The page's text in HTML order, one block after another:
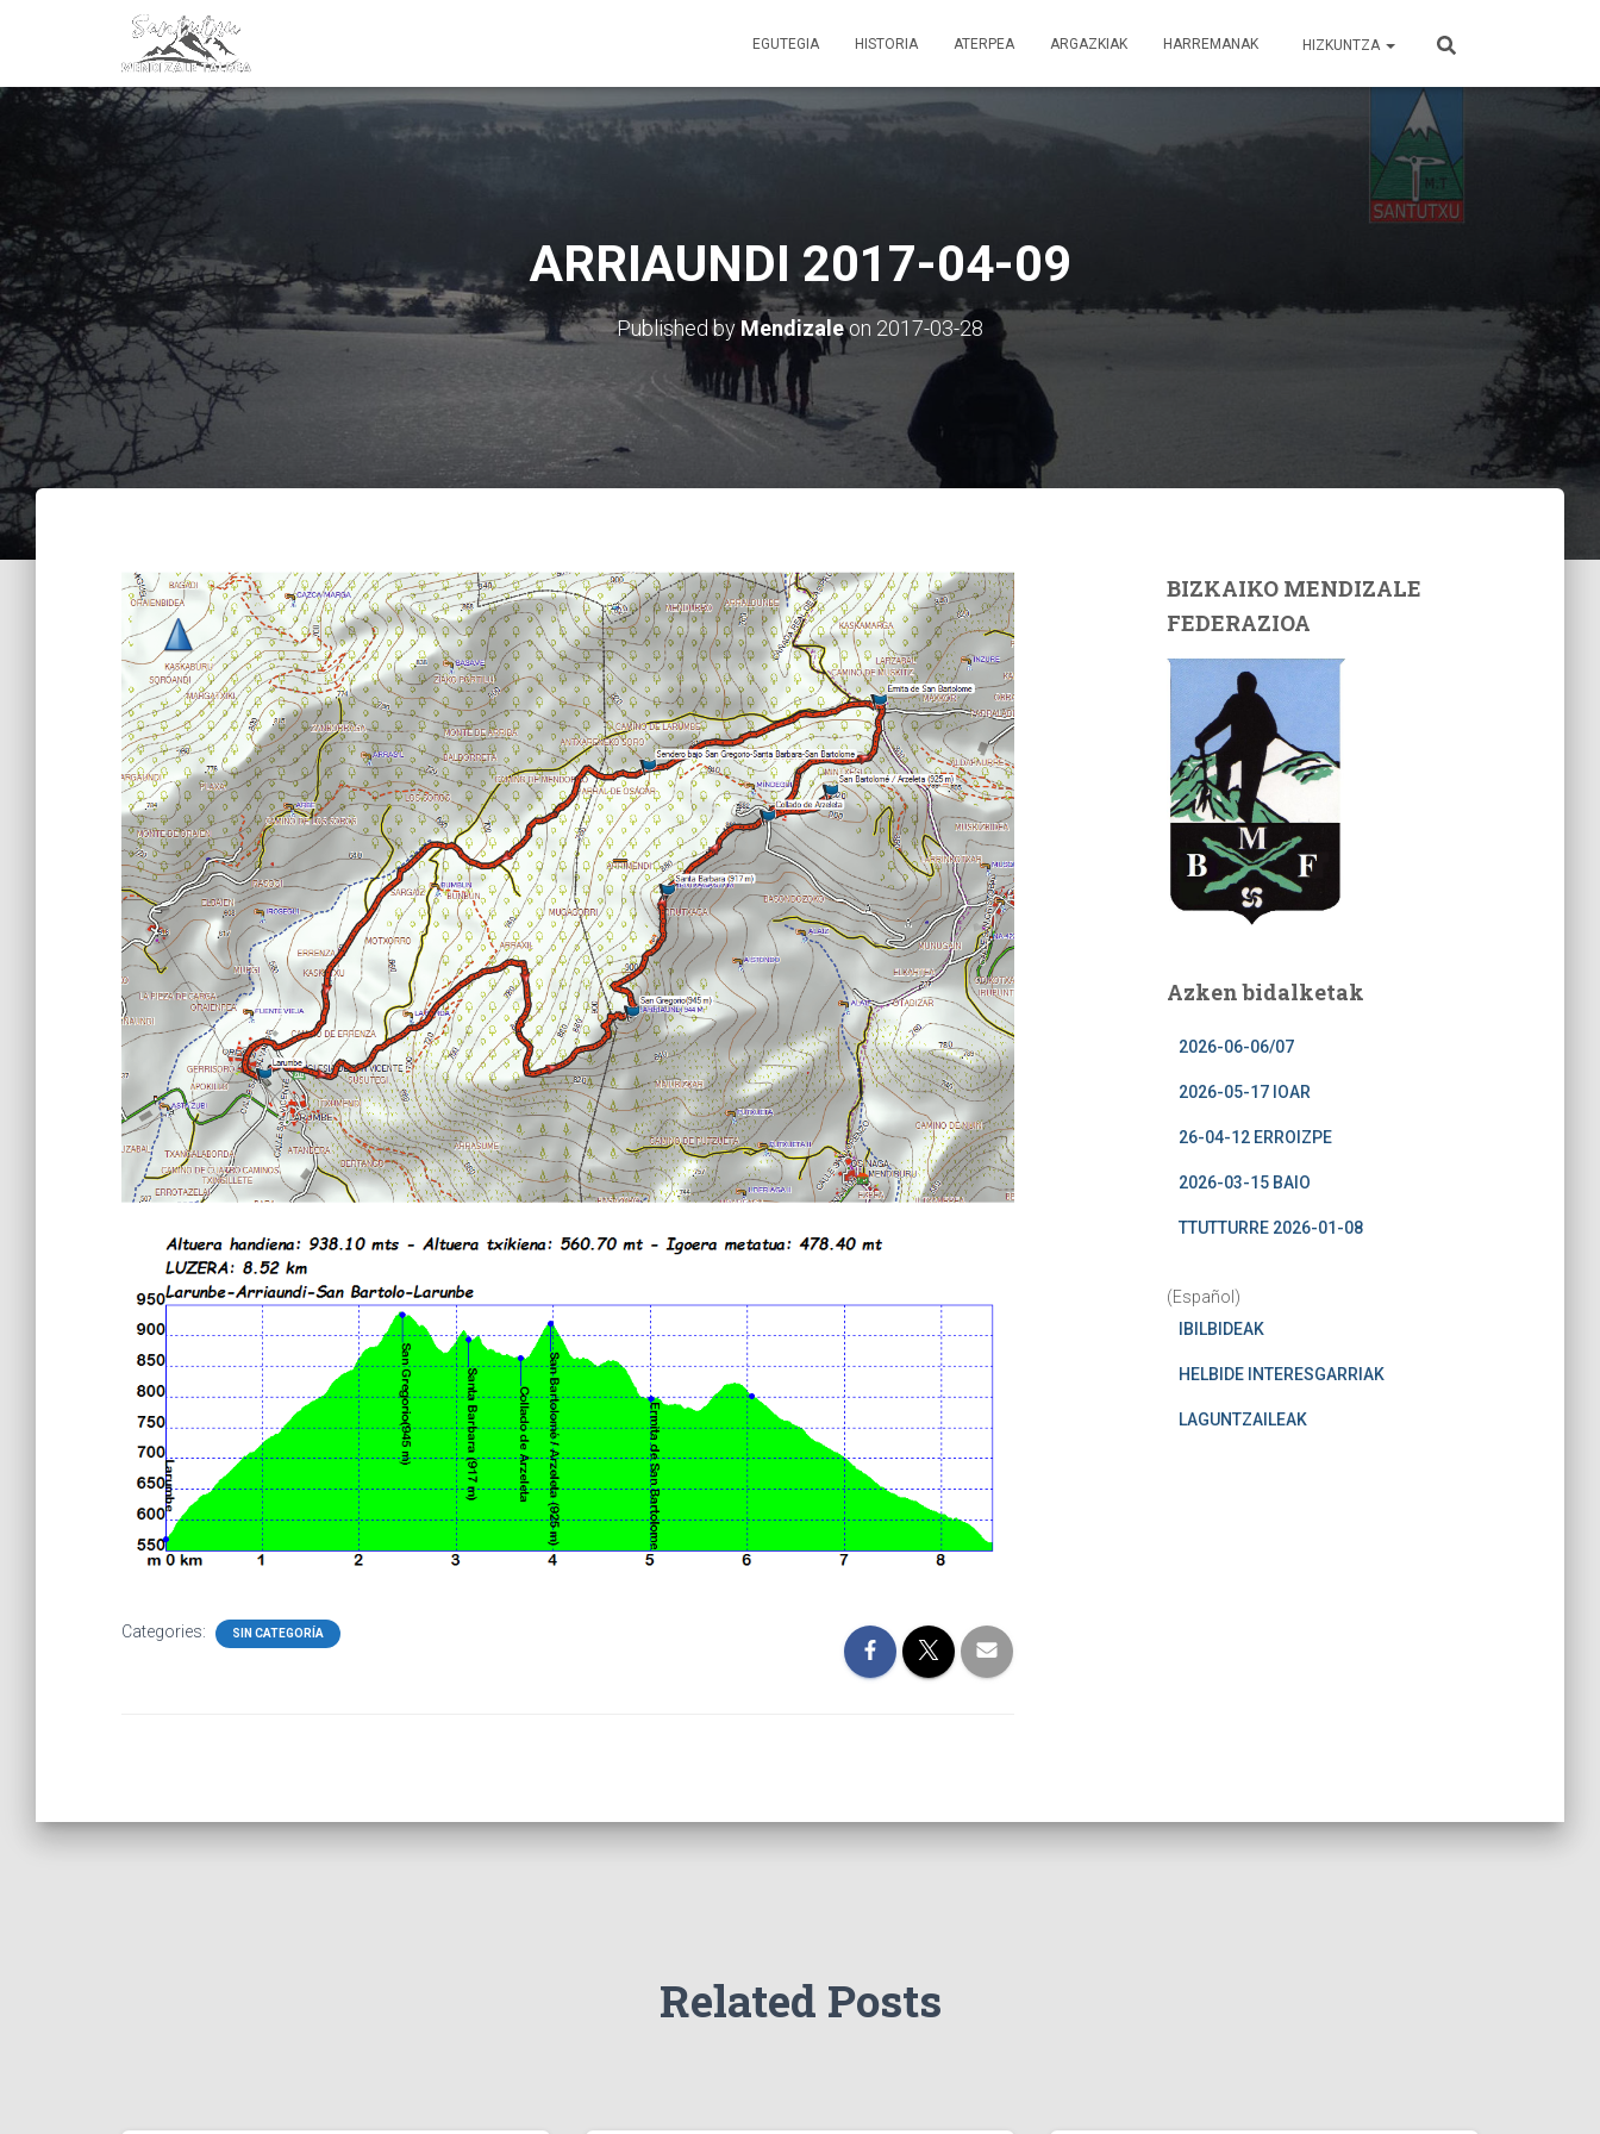
EGUTEGIA HISTORIA ATERPEA ARGAZKIAK HARREMANAK HIZKUNTZA
ARRIAUNDI 2017-04-09
Published by Mendizaleon 2017-03-28
Categories: SIN CATEGORÍA
BIZKAIKO MENDIZALE
FEDERAZIOA
Azken bidalketak
2026-06-06/07
2026-05-17 IOAR
26-04-12 ERROIZPE
2026-03-15 BAIO
TTUTTURRE 2026-01-08
(Español)
IBILBIDEAK
HELBIDE INTERESGARRIAK
LAGUNTZAILEAK
Related Posts